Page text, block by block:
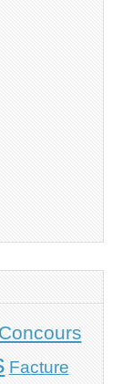
Concours
Facture